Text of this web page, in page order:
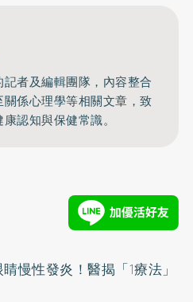
記者及編輯團隊，內容整合
係心理學等相關文章，致
認知與保健常識。
慢性發炎！醫揭「1療法」